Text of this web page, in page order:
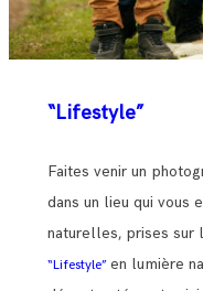
“Lifestyle”
Faites venir un
dans un lieu qui vous
naturelles, prises sur
“Lifestyle”en lumière